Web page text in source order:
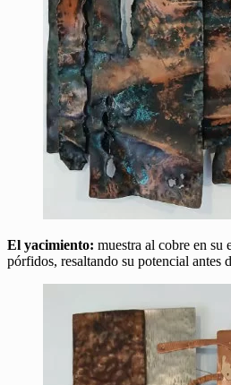
El yacimiento: muestra al cobre en su
pórfidos, resaltando su potencial antes